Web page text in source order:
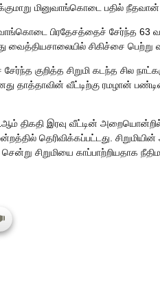
மினுவாங்கொடை பதில்
பிரதேசத்தைச் சேர்ந்த 63
சிகிச்சை பெற்று
சேர்ந்த குறித்த சிறுமி கடந்த
தாத்தாவின் வீட்டிற்கு ரமழான்
திகதி இரவு வீட்டின் அறையொன்றில்
தெரிவிக்கப்பட்டது.
சிறுமியை காப்பாற்றியதாக